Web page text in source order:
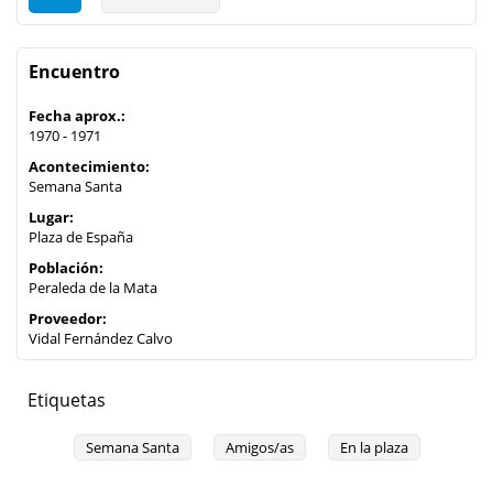
Encuentro
Fecha aprox.:
1970 - 1971
Acontecimiento:
Semana Santa
Lugar:
Plaza de España
Población:
Peraleda de la Mata
Proveedor:
Vidal Fernández Calvo
Etiquetas
Semana Santa Amigos/as En la plaza